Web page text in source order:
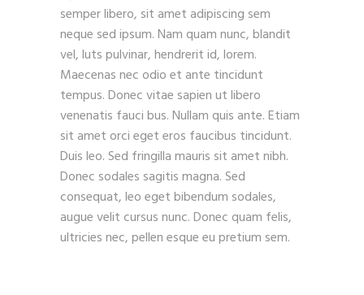
semper libero, sit amet adipiscing sem
neque sed ipsum. Nam quam nunc, blandit
vel, luts pulvinar, hendrerit id, lorem.
Maecenas nec odio et ante tincidunt
tempus. Donec vitae sapien ut libero
venenatis fauci bus. Nullam quis ante. Etiam
sit amet orci eget eros faucibus tincidunt.
Duis leo. Sed fringilla mauris sit amet nibh.
Donec sodales sagitis magna. Sed
consequat, leo eget bibendum sodales,
augue velit cursus nunc. Donec quam felis,
ultricies nec, pellen esque eu pretium sem.